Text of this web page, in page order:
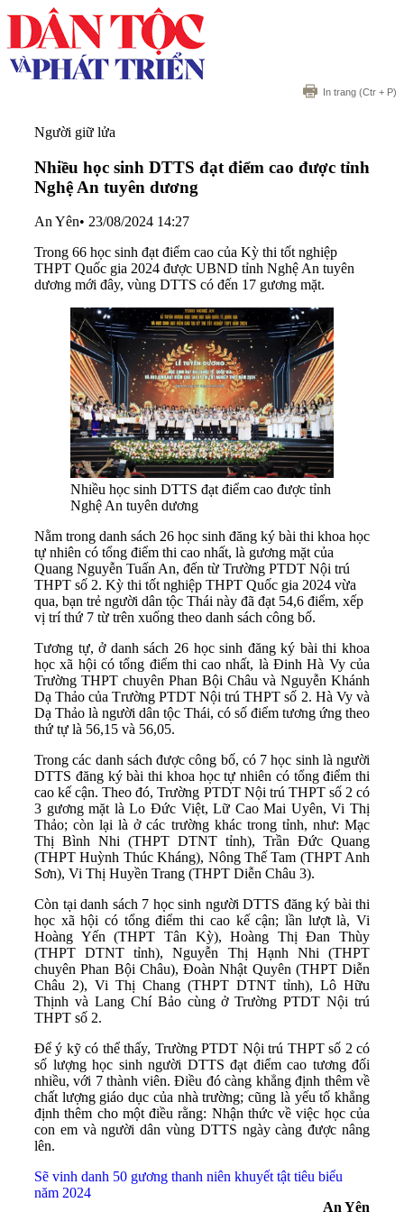
In trang (Ctr + P)
Người giữ lửa
Nhiều học sinh DTTS đạt điểm cao được tỉnh
Nghệ An tuyên dương
An Yên• 23/08/2024 14:27
Trong 66 học sinh đạt điểm cao của Kỳ thi tốt nghiệp
THPT Quốc gia 2024 được UBND tỉnh Nghệ An tuyên
dương mới đây, vùng DTTS có đến 17 gương mặt.
Nhiều học sinh DTTS đạt điểm cao được tỉnh
Nghệ An tuyên dương
Nằm trong danh sách 26 học sinh đăng ký bài thi khoa học
tự nhiên có tổng điểm thi cao nhất, là gương mặt của
Quang Nguyễn Tuấn An, đến từ Trường PTDT Nội trú
THPT số 2. Kỳ thi tốt nghiệp THPT Quốc gia 2024 vừa
qua, bạn trẻ người dân tộc Thái này đã đạt 54,6 điểm, xếp
vị trí thứ 7 từ trên xuống theo danh sách công bố.
Tương tự, ở danh sách 26 học sinh đăng ký bài thi khoa
học xã hội có tổng điểm thi cao nhất, là Đinh Hà Vy của
Trường THPT chuyên Phan Bội Châu và Nguyễn Khánh
Dạ Thảo của Trường PTDT Nội trú THPT số 2. Hà Vy và
Dạ Thảo là người dân tộc Thái, có số điểm tương ứng theo
thứ tự là 56,15 và 56,05.
Trong các danh sách được công bố, có 7 học sinh là người
DTTS đăng ký bài thi khoa học tự nhiên có tổng điểm thi
cao kế cận. Theo đó, Trường PTDT Nội trú THPT số 2 có
3 gương mặt là Lo Đức Việt, Lữ Cao Mai Uyên, Vi Thị
Thảo; còn lại là ở các trường khác trong tỉnh, như: Mạc
Thị Bình Nhi (THPT DTNT tỉnh), Trần Đức Quang
(THPT Huỳnh Thúc Kháng), Nông Thế Tam (THPT Anh
Sơn), Vi Thị Huyền Trang (THPT Diễn Châu 3).
Còn tại danh sách 7 học sinh người DTTS đăng ký bài thi
học xã hội có tổng điểm thi cao kế cận; lần lượt là, Vi
Hoàng Yến (THPT Tân Kỳ), Hoàng Thị Đan Thùy
(THPT DTNT tỉnh), Nguyễn Thị Hạnh Nhi (THPT
chuyên Phan Bội Châu), Đoàn Nhật Quyên (THPT Diễn
Châu 2), Vi Thị Chang (THPT DTNT tỉnh), Lô Hữu
Thịnh và Lang Chí Bảo cùng ở Trường PTDT Nội trú
THPT số 2.
Để ý kỹ có thể thấy, Trường PTDT Nội trú THPT số 2 có
số lượng học sinh người DTTS đạt điểm cao tương đối
nhiều, với 7 thành viên. Điều đó càng khẳng định thêm về
chất lượng giáo dục của nhà trường; cũng là yếu tố khẳng
định thêm cho một điều rằng: Nhận thức về việc học của
con em và người dân vùng DTTS ngày càng được nâng
lên.
Sẽ vinh danh 50 gương thanh niên khuyết tật tiêu biểu
năm 2024
An Yên